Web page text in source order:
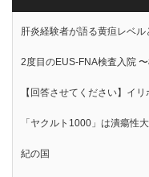
肝炎経験者が語る黄疸レベ
2度目のEUS-FNA検査入院
【回答させてください】イ
「ヤクルト1000」は潰瘍性
紀の国